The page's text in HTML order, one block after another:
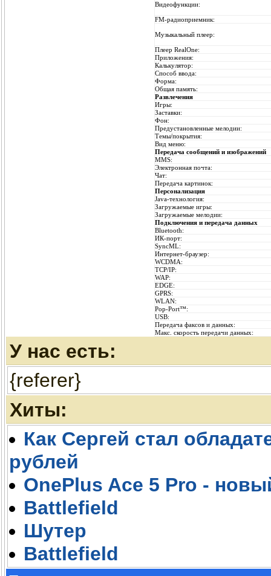
Видеофункции:
FM-радиоприемник:
Музыкальный плеер:
Плеер RealOne:
Приложения:
Калькулятор:
Способ ввода:
Форма:
Общая память:
Развлечения
Игры:
Заставки:
Фон:
Предустановленные мелодии:
Темы/покрытия:
Вид меню:
Передача сообщений и изображений
MMS:
Электронная почта:
Чат:
Передача картинок:
Персонализация
Java-технология:
Загружаемые игры:
Загружаемые мелодии:
Подключения и передача данных
Bluetooth:
ИК-порт:
SyncML:
Интернет-браузер:
WCDMA:
TCP/IP:
WAP:
EDGE:
GPRS:
WLAN:
Pop-Port™:
USB:
Передача факсов и данных:
Макс. скорость передачи данных:
У нас есть:
{referer}
Хиты:
Как Сергей стал
рублей
OnePlus Ace 5 Pro -
Battlefield
Шутер
Battlefield